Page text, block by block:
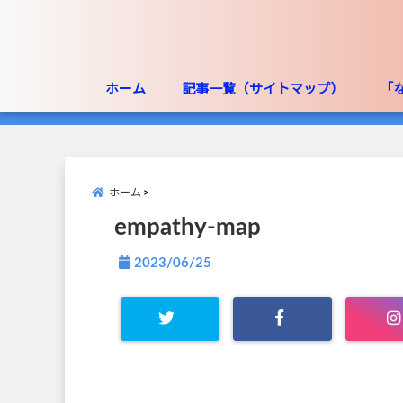
ホーム 記事一覧（サイトマップ） 「
ホーム
empathy-map
2023/06/25